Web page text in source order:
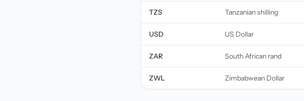
TZS Tanzanian shilling
USD US Dollar
ZAR South African rand
ZWL Zimbabwean Dollar